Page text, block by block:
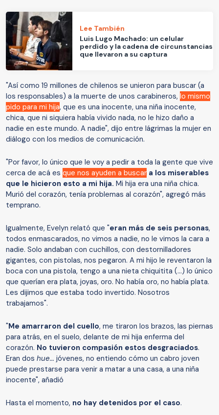
Lee También
Luis Lugo Machado: un celular
perdido y la cadena de circunstancias
que llevaron a su captura
"Así como 19 millones de chilenos se unieron para buscar (a
los responsables) a la muerte de unos carabineros, lo mismo
pido para mi hija, que es una inocente, una niña inocente,
chica, que ni siquiera había vivido nada, no le hizo daño a
nadie en este mundo. A nadie", dijo entre lágrimas la mujer en
diálogo con los medios de comunicación.
"Por favor, lo único que le voy a pedir a toda la gente que vive
cerca de acá es que nos ayuden a buscar a los miserables
que le hicieron esto a mi hija. Mi hija era una niña chica.
Murió del corazón, tenía problemas al corazón", agregó más
temprano.
Igualmente, Evelyn relató que "eran más de seis personas,
todos enmascarados, no vimos a nadie, no le vimos la cara a
nadie. Solo andaban con cuchillos, con destornilladores
gigantes, con pistolas, nos pegaron. A mi hijo le reventaron la
boca con una pistola, tengo a una nieta chiquitita (...) lo único
que querían era plata, joyas, oro. No había oro, no había plata.
Les dijimos que estaba todo invertido. Nosotros
trabajamos".
"Me amarraron del cuello, me tiraron los brazos, las piernas
para atrás, en el suelo, delante de mi hija enferma del
corazón. No tuvieron compasión estos desgraciados.
Eran dos hue... jóvenes, no entiendo cómo un cabro joven
puede prestarse para venir a matar a una casa, a una niña
inocente", añadió
Hasta el momento, no hay detenidos por el caso.